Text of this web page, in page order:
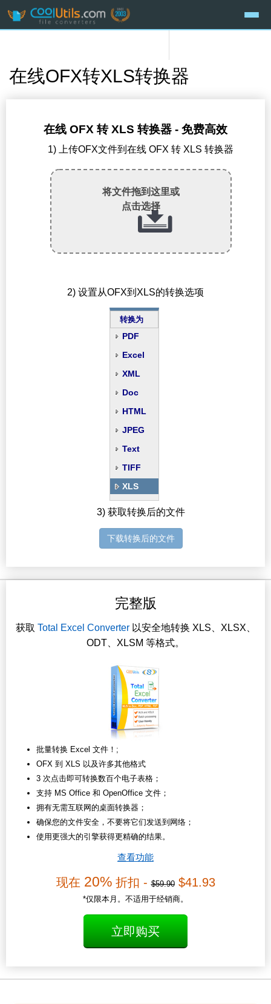
在线OFX转XLS转换器
在线 OFX 转 XLS 转换器 - 免费高效
1) 上传OFX文件到在线 OFX 转 XLS 转换器
将文件拖到这里或
点击选择
2) 设置从OFX到XLS的转换选项
转换为
PDF
Excel
XML
Doc
HTML
JPEG
Text
TIFF
XLS
3) 获取转换后的文件
下载转换后的文件
完整版
获取 Total Excel Converter以安全地转换 XLS、XLSX、
ODT、XLSM 等格式。
批量转换 Excel 文件！;
OFX 到 XLS 以及许多其他格式
3 次点击即可转换数百个电子表格；
支持 MS Office 和 OpenOffice 文件；
拥有无需互联网的桌面转换器；
确保您的文件安全，不要将它们发送到网络；
使用更强大的引擎获得更精确的结果。
查看功能
现在 20%折扣 -$59.90$41.93
*仅限本月。不适用于经销商。
立即购买